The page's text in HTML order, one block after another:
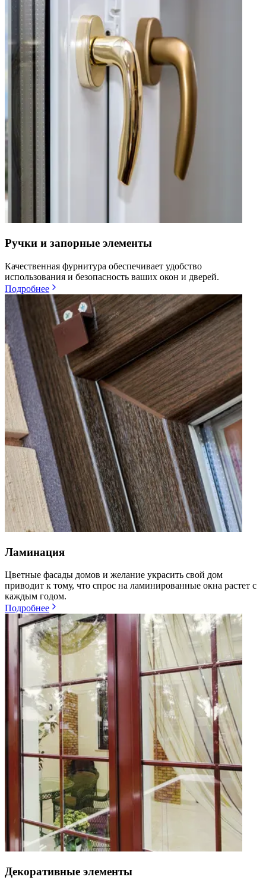
Ручки и запорные элементы
Качественная фурнитура обеспечивает удобство
использования и безопасность ваших окон и дверей.
Подробнее
Ламинация
Цветные фасады домов и желание украсить свой дом
приводит к тому, что спрос на ламинированные окна растет с
каждым годом.
Подробнее
Декоративные элементы